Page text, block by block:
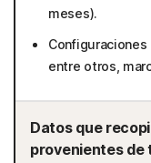
meses).
entre otros,
Datos que
provenientes de